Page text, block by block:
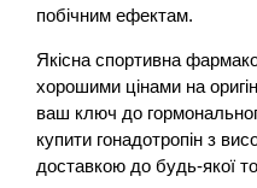
побічним ефектам.
Якісна спортивна
хорошими цінами на
ваш ключ до
купити гонадотропін з
доставкою до будь-якої